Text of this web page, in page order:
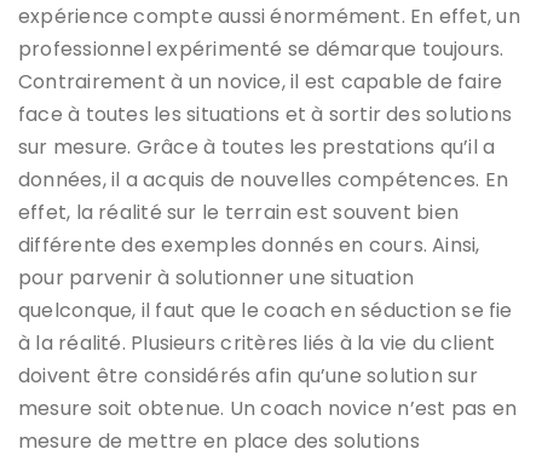
expérience compte aussi énormément. En effet, un
professionnel expérimenté se démarque toujours.
Contrairement à un novice, il est capable de faire
face à toutes les situations et à sortir des solutions
sur mesure. Grâce à toutes les prestations qu’il a
données, il a acquis de nouvelles compétences. En
effet, la réalité sur le terrain est souvent bien
différente des exemples donnés en cours. Ainsi,
pour parvenir à solutionner une situation
quelconque, il faut que le coach en séduction se fie
à la réalité. Plusieurs critères liés à la vie du client
doivent être considérés afin qu’une solution sur
mesure soit obtenue. Un coach novice n’est pas en
mesure de mettre en place des solutions